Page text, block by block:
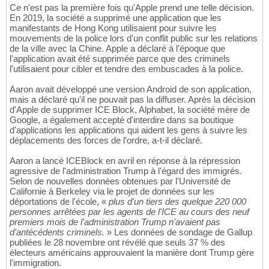
Ce n'est pas la première fois qu'Apple prend une telle décision.
En 2019, la société a supprimé une application que les
manifestants de Hong Kong utilisaient pour suivre les
mouvements de la police lors d'un conflit public sur les relations
de la ville avec la Chine. Apple a déclaré à l'époque que
l'application avait été supprimée parce que des criminels
l'utilisaient pour cibler et tendre des embuscades à la police.
Aaron avait développé une version Android de son application,
mais a déclaré qu'il ne pouvait pas la diffuser. Après la décision
d'Apple de supprimer ICE Block, Alphabet, la société mère de
Google, a également accepté d'interdire dans sa boutique
d'applications les applications qui aident les gens à suivre les
déplacements des forces de l'ordre, a-t-il déclaré.
Aaron a lancé ICEBlock en avril en réponse à la répression
agressive de l'administration Trump à l'égard des immigrés.
Selon de nouvelles données obtenues par l'Université de
Californie à Berkeley via le projet de données sur les
déportations de l'école, « plus d'un tiers des quelque 220 000
personnes arrêtées par les agents de l'ICE au cours des neuf
premiers mois de l'administration Trump n'avaient pas
d'antécédents criminels. » Les données de sondage de Gallup
publiées le 28 novembre ont révélé que seuls 37 % des
électeurs américains approuvaient la manière dont Trump gère
l'immigration.